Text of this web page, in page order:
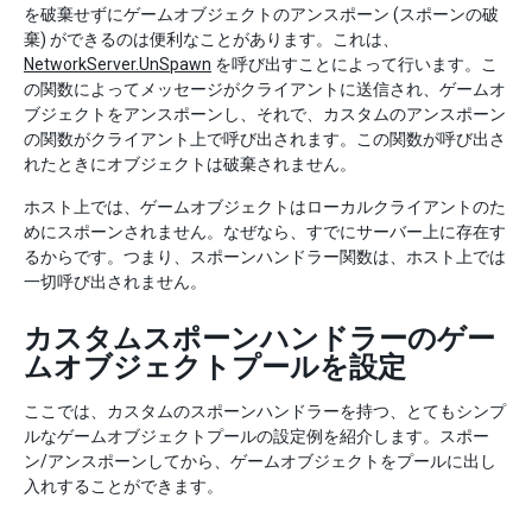
を破棄せずにゲームオブジェクトのアンスポーン (スポーンの破
棄) ができるのは便利なことがあります。これは、
NetworkServer.UnSpawn を呼び出すことによって行います。こ
の関数によってメッセージがクライアントに送信され、ゲームオ
ブジェクトをアンスポーンし、それで、カスタムのアンスポーン
の関数がクライアント上で呼び出されます。この関数が呼び出さ
れたときにオブジェクトは破棄されません。
ホスト上では、ゲームオブジェクトはローカルクライアントのた
めにスポーンされません。なぜなら、すでにサーバー上に存在す
るからです。つまり、スポーンハンドラー関数は、ホスト上では
一切呼び出されません。
カスタムスポーンハンドラーのゲー
ムオブジェクトプールを設定
ここでは、カスタムのスポーンハンドラーを持つ、とてもシンプ
ルなゲームオブジェクトプールの設定例を紹介します。スポー
ン/アンスポーンしてから、ゲームオブジェクトをプールに出し
入れすることができます。